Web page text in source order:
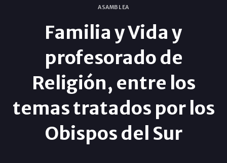
ASAMBLEA
Familia y Vida y
profesorado de
Religión, entre los
temas tratados por los
Obispos del Sur